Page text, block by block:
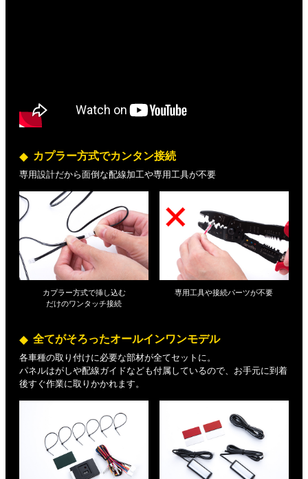
カプラー方式でカンタン接続
専用設計だから面倒な配線加工や専用工具が不要
カプラー方式で挿し込む
だけのワンタッチ接続
専用工具や接続パーツが不要
全てがそろったオールインワンモデル
各車種の取り付けに必要な部材が全てセットに。
パネルはがしや配線ガイドなども付属しているので、お手元に到着
後すぐ作業に取りかかれます。